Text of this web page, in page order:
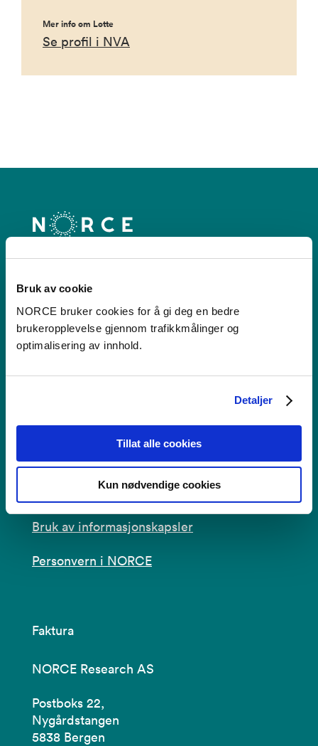
Bruk av cookie
NORCE bruker cookies for å gi deg en bedre
brukeropplevelse gjennom trafikkmålinger og
optimalisering av innhold.
Detaljer
Tillat alle cookies
Kun nødvendige cookies
Mer info om Lotte
Se profil i NVA
Kontakt
Postboks 22,
Nygårdstangen
5838 Bergen
post@norceresearch.no
Se alle våre lokasjoner
Tilgjengelighetserklæring
Bruk av informasjonskapsler
Personvern i NORCE
Faktura
NORCE Research AS
Postboks 22,
Nygårdstangen
5838 Bergen